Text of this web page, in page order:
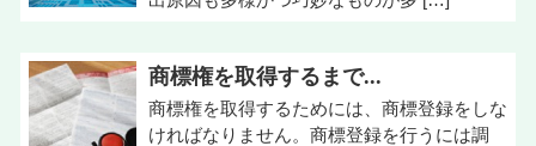
商標権を取得するまで...
商標権を取得するためには、商標登録をしな
ければなりません。商標登録を行うには調